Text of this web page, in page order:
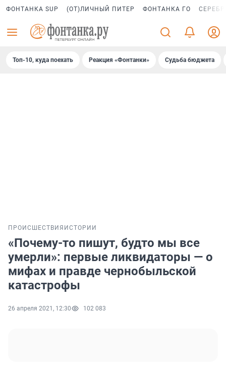
ФОНТАНКА SUP (ОТ)ЛИЧНЫЙ ПИТЕР ФОНТАНКА ГО
Топ-10, куда поехать Реакция «Фонтанки» Судьба бюджета
ПРОИСШЕСТВИЯ ИСТОРИИ
«Почему-то пишут, будто мы все
умерли»: первые ликвидаторы — о
мифах и правде чернобыльской
катастрофы
26 апреля 2021, 12:30 102 083